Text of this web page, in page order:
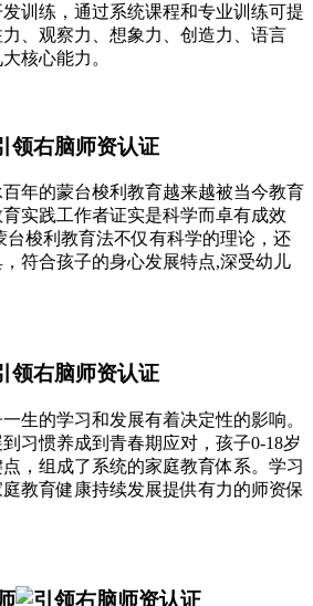
训练，通过系统课程和专业训练可提
、观察力、想象力、创造力、语言
核心能力。
年的蒙台梭利教育越来越被当今教育
实践工作者证实是科学而卓有成效
台梭利教育法不仅有科学的理论，还
符合孩子的身心发展特点,深受幼儿
生的学习和发展有着决定性的影响。
习惯养成到青春期应对，孩子0-18岁
，组成了系统的家庭教育体系。学习
教育健康持续发展提供有力的师资保